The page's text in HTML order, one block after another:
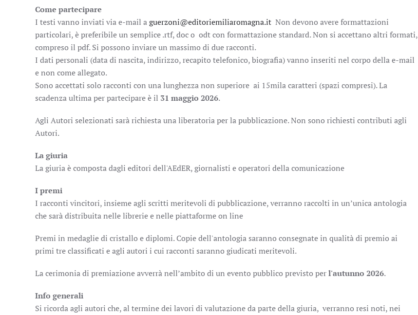
Come partecipare
I testi vanno inviati via e-mail aguerzoni@editoriemiliaromagna.it Non devono avere formattazioni
particolari, è preferibile un semplice .rtf, doc o odt con formattazione standard. Non si accettano altri formati,
compreso il pdf. Si possono inviare un massimo di due racconti.
I dati personali (data di nascita, indirizzo, recapito telefonico, biografia) vanno inseriti nel corpo della e-mail
e non come allegato.
Sono accettati solo racconti con una lunghezza non superiore ai 15mila caratteri (spazi compresi). La
scadenza ultima per partecipare è il 31 maggio 2026.
Agli Autori selezionati sarà richiesta una liberatoria per la pubblicazione. Non sono richiesti contributi agli
Autori.
La giuria
La giuria è composta dagli editori dell'AEdER, giornalisti e operatori della comunicazione
I premi
I racconti vincitori, insieme agli scritti meritevoli di pubblicazione, verranno raccolti in un’unica antologia
che sarà distribuita nelle librerie e nelle piattaforme on line
Premi in medaglie di cristallo e diplomi. Copie dell'antologia saranno consegnate in qualità di premio ai
primi tre classificati e agli autori i cui racconti saranno giudicati meritevoli.
La cerimonia di premiazione avverrà nell’ambito di un evento pubblico previsto perl'autunno 2026.
Info generali
Si ricorda agli autori che, al termine dei lavori di valutazione da parte della giuria, verranno resi noti, nei